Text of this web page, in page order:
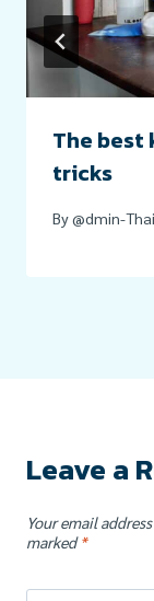
The best
tricks
By@dmin-
Leave a
Your email
marked*